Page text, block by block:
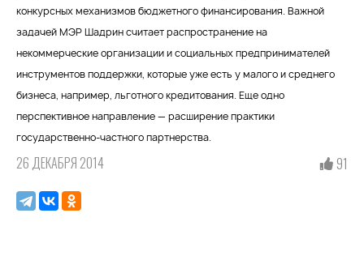
конкурсных механизмов бюджетного финансирования. Важной
задачей МЭР Шадрин считает распространение на
некоммерческие организации и социальных предпринимателей
инструментов поддержки, которые уже есть у малого и среднего
бизнеса, например, льготного кредитования. Еще одно
перспективное направление — расширение практики
государственно-частного партнерства.
26 ДЕКАБРЯ 2014 91